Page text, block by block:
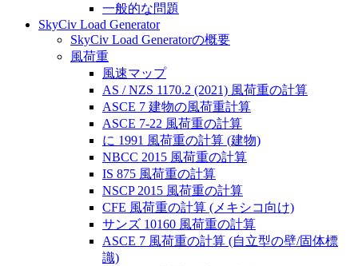
一般的な問題
SkyCiv Load Generator
SkyCiv Load Generatorの概要
風荷重
風速マップ
AS / NZS 1170.2 (2021) 風荷重の計算
ASCE 7 建物の風荷重計算
ASCE 7-22 風荷重の計算
に 1991 風荷重の計算 (建物)
NBCC 2015 風荷重の計算
IS 875 風荷重の計算
NSCP 2015 風荷重の計算
CFE 風荷重の計算 (メキシコ向け)
サンズ 10160 風荷重の計算
ASCE 7 風荷重の計算 (自立型の壁/固体標
識)